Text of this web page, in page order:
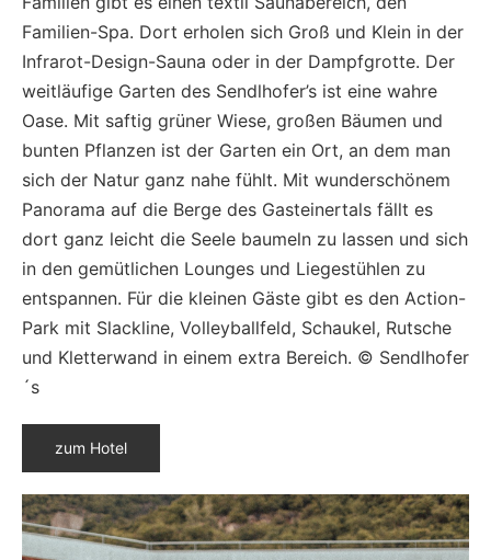
Familien-Spa. Dort erholen sich Groß und Klein in der
Infrarot-Design-Sauna oder in der Dampfgrotte. Der
weitläufige Garten des Sendlhofer’s ist eine wahre
Oase. Mit saftig grüner Wiese, großen Bäumen und
bunten Pflanzen ist der Garten ein Ort, an dem man
sich der Natur ganz nahe fühlt. Mit wunderschönem
Panorama auf die Berge des Gasteinertals fällt es
dort ganz leicht die Seele baumeln zu lassen und sich
in den gemütlichen Lounges und Liegestühlen zu
entspannen. Für die kleinen Gäste gibt es den Action-
Park mit Slackline, Volleyballfeld, Schaukel, Rutsche
und Kletterwand in einem extra Bereich. © Sendlhofer
´s
zum Hotel